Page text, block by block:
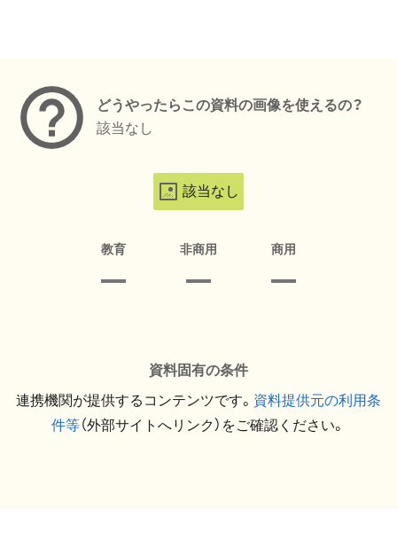
どうやったらこの資料の画像を使えるの？
該当なし
該当なし
教育 非商用 商用
資料固有の条件
連携機関が提供するコンテンツです。 資料提供元の利用条
件等（外部サイトへリンク）をご確認ください。